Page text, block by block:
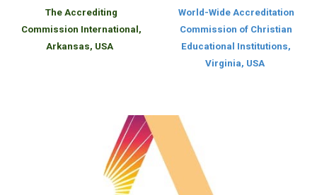
The Accrediting
Commission International,
Arkansas, USA
World-Wide Accreditation
Commission of Christian
Educational Institutions,
Virginia, USA